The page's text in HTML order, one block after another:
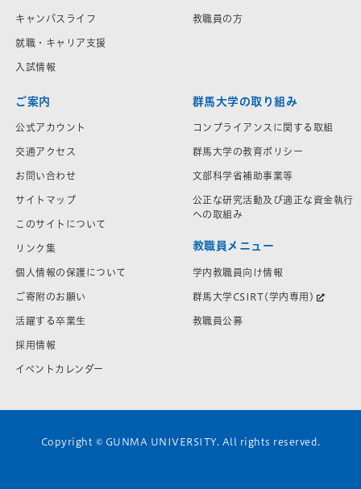
キャンパスライフ
就職・キャリア支援
入試情報
教職員の方
ご案内
公式アカウント
交通アクセス
お問い合わせ
サイトマップ
このサイトについて
リンク集
個人情報の保護について
ご寄附のお願い
活躍する卒業生
採用情報
イベントカレンダー
群馬大学の取り組み
コンプライアンスに関する取組
群馬大学の教育ポリシー
文部科学省補助事業等
公正な研究活動及び適正な資金執行
への取組み
教職員メニュー
学内教職員向け情報
群馬大学CSIRT(学内専用)
教職員公募
Copyright © GUNMA UNIVERSITY. All rights reserved.